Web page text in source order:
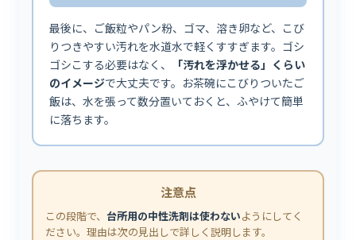
最後に、ご飯粒やパン粉、ゴマ、溶き卵など、こび
りつきやすい汚れを水道水で軽くすすぎます。ゴシ
ゴシこする必要はなく、
「汚れを浮かせる」くらい
のイメージで大丈夫です。お茶碗にこびりついたご
飯は、水を張って数分置いておくと、ふやけて簡単
に落ちます。
注意点
この段階で、 台所用の中性洗剤は使わないようにしてく
ださい。理由は次の見出しで詳しく説明します。